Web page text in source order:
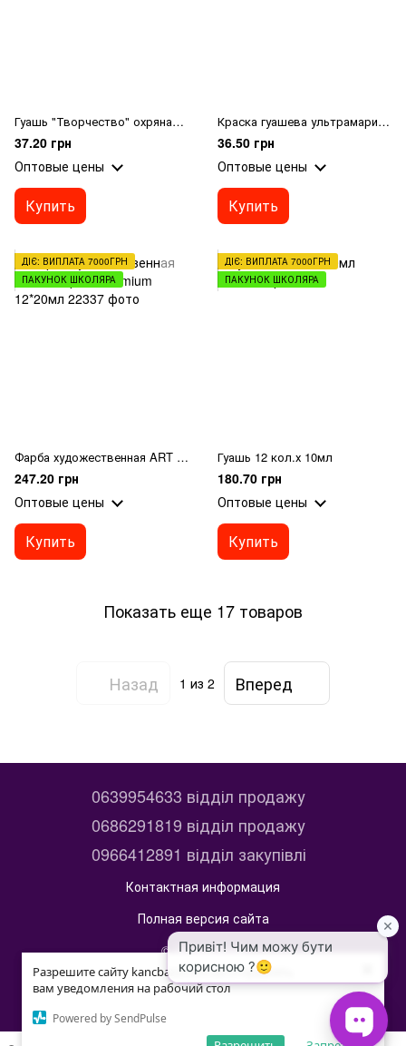
Разрешите сайту kancbaza.com.ua отправлять
вам уведомления на рабочий стол
Powered by SendPulse
Разрешите сайту kancbaza.com.ua отправлять
вам уведомления на рабочий стол
Powered by SendPulse
Гуашь "Творчество" охряная, 40мл
37.20 грн
Оптовые цены
Купить
Краска гуашева ультрамарин 20мл, ROSA Studio
36.50 грн
Оптовые цены
Купить
ДІЄ: ВИПЛАТА 7000ГРН
ПАКУНОК ШКОЛЯРА
Фарба художественная ART Kompozit Premium 12*20мл
247.20 грн
Оптовые цены
Купить
ДІЄ: ВИПЛАТА 7000ГРН
ПАКУНОК ШКОЛЯРА
Гуашь 12 кол.х 10мл
180.70 грн
Оптовые цены
Купить
Показать еще 17 товаров
Назад 1 из 2 Вперед
0639954633 відділ продажу
0686291819 відділ продажу
0966412891 відділ закупівлі
Контактная информация
Полная версия сайта
© 2014—2026
kancbaza
Укр Рус